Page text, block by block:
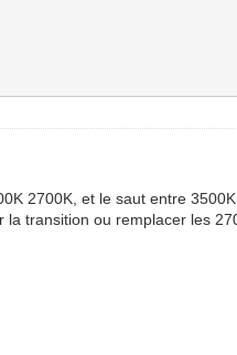
2700K, et le saut entre
transition ou remplacer les